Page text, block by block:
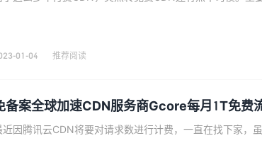
01-04 推荐阅读
备案全球加速CDN服务商Gcore每月1T免费